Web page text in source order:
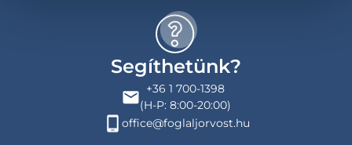
Segíthetünk?
+36 1 700-1398
(H-P: 8:00-20:00)
office@foglaljorvost.hu